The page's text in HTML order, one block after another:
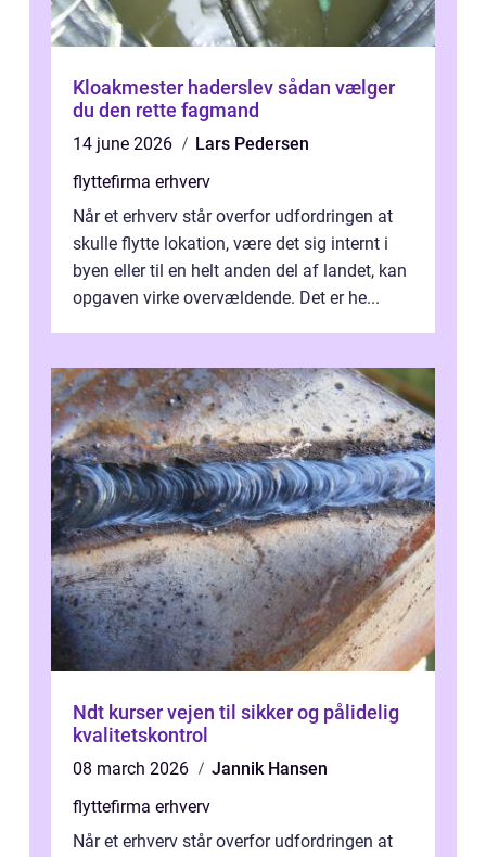
Kloakmester haderslev sådan vælger
du den rette fagmand
14 june 2026
Lars Pedersen
flyttefirma erhverv
Når et erhverv står overfor udfordringen at
skulle flytte lokation, være det sig internt i
byen eller til en helt anden del af landet, kan
opgaven virke overvældende. Det er he...
Ndt kurser vejen til sikker og pålidelig
kvalitetskontrol
08 march 2026
Jannik Hansen
flyttefirma erhverv
Når et erhverv står overfor udfordringen at